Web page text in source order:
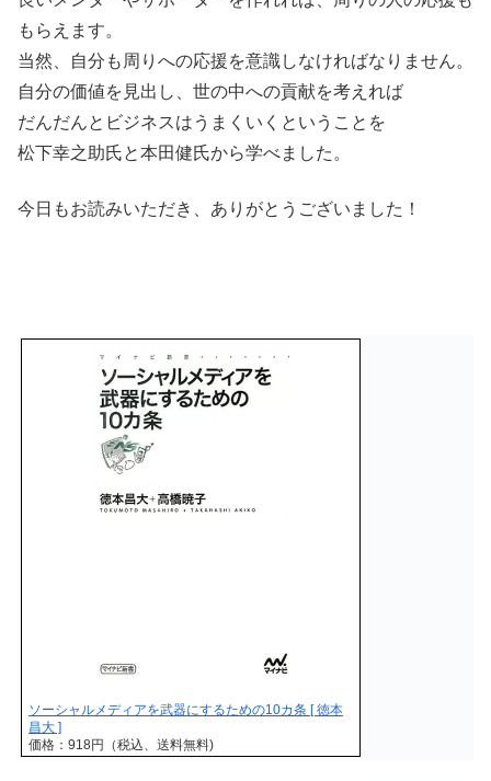
もらえます。
当然、自分も周りへの応援を意識しなければなりません。
自分の価値を見出し、世の中への貢献を考えれば
だんだんとビジネスはうまくいくということを
松下幸之助氏と本田健氏から学べました。
今日もお読みいただき、ありがとうございました！
ソーシャルメディアを武器にするための10カ条 [ 徳本
昌大 ]
価格：918円（税込、送料無料)